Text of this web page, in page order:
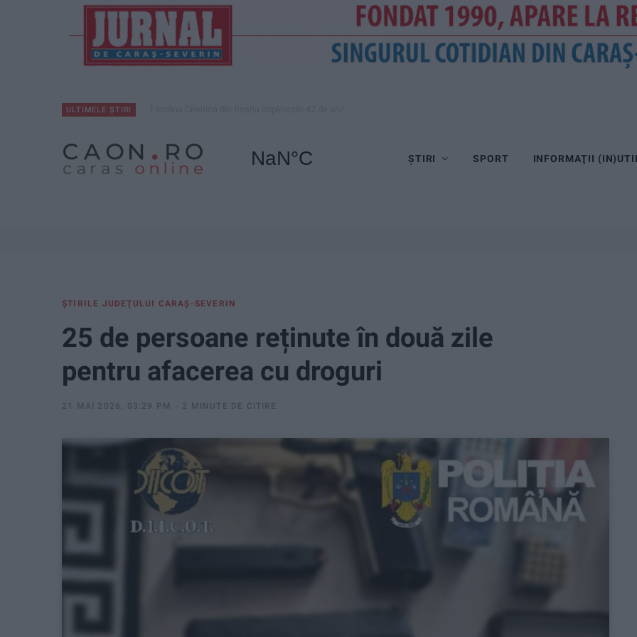
ULTIMELE ȘTIRI
ȘTIRI SPORT INFORMAŢII
ŞTIRILE JUDEŢULUI CARAŞ-SEVERIN
25 de persoane reținute în două zile
pentru afacerea cu droguri
21 MAI 2026, 03:29 PM 2 MINUTE DE CITIRE